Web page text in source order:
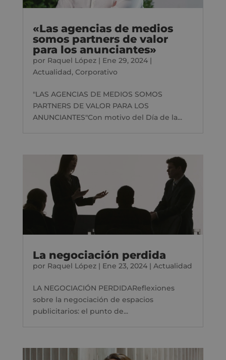
«Las agencias de medios
somos partners de valor
para los anunciantes»
por Raquel López| Ene 29, 2024|
Actualidad, Corporativo
"LAS AGENCIAS DE MEDIOS SOMOS
PARTNERS DE VALOR PARA LOS
ANUNCIANTES"Con motivo del Día de la...
La negociación perdida
por Raquel López| Ene 23, 2024| Actualidad
LA NEGOCIACIÓN PERDIDAReflexiones
sobre la negociación de espacios
publicitarios: el punto de...